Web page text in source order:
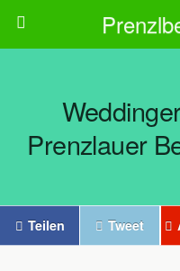
Prenzlauer
Teilen Tweet